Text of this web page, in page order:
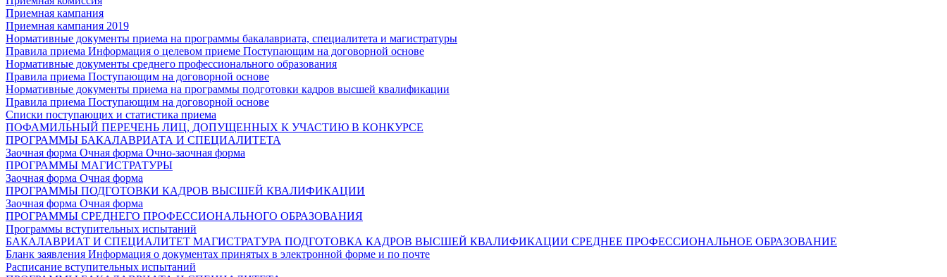
Приемная кампания
Приемная кампания 2019
Нормативные документы приема на программы бакалавриата, специалитета и магистратуры
Правила приема Информация о целевом приеме Поступающим на договорной основе
Нормативные документы среднего профессионального образования
Правила приема Поступающим на договорной основе
Нормативные документы приема на программы подготовки кадров высшей квалификации
Правила приема Поступающим на договорной основе
Списки поступающих и статистика приема
ПОФАМИЛЬНЫЙ ПЕРЕЧЕНЬ ЛИЦ, ДОПУЩЕННЫХ К УЧАСТИЮ В КОНКУРСЕ
ПРОГРАММЫ БАКАЛАВРИАТА И СПЕЦИАЛИТЕТА
Заочная форма Очная форма Очно-заочная форма
ПРОГРАММЫ МАГИСТРАТУРЫ
Заочная форма Очная форма
ПРОГРАММЫ ПОДГОТОВКИ КАДРОВ ВЫСШЕЙ КВАЛИФИКАЦИИ
Заочная форма Очная форма
ПРОГРАММЫ СРЕДНЕГО ПРОФЕССИОНАЛЬНОГО ОБРАЗОВАНИЯ
Программы вступительных испытаний
БАКАЛАВРИАТ И СПЕЦИАЛИТЕТ МАГИСТРАТУРА ПОДГОТОВКА КАДРОВ ВЫСШЕЙ КВАЛИФИКАЦИИ СРЕДНЕЕ ПРОФЕССИОНАЛЬНОЕ ОБРАЗОВАНИЕ
Бланк заявления Информация о документах принятых в электронной форме и по почте
Расписание вступительных испытаний